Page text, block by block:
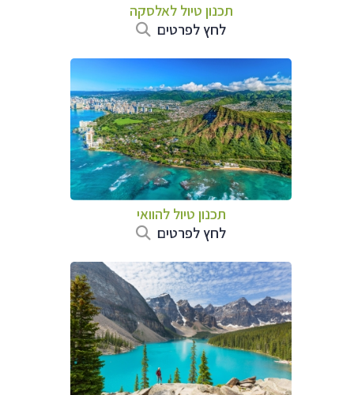
תכנון טיול לאלסקה
לחץ לפרטים
תכנון טיול להוואי
לחץ לפרטים